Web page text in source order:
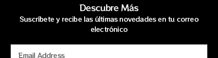
Descubre Más
Suscríbete y recibe las últimas novedades en tu correo
electrónico